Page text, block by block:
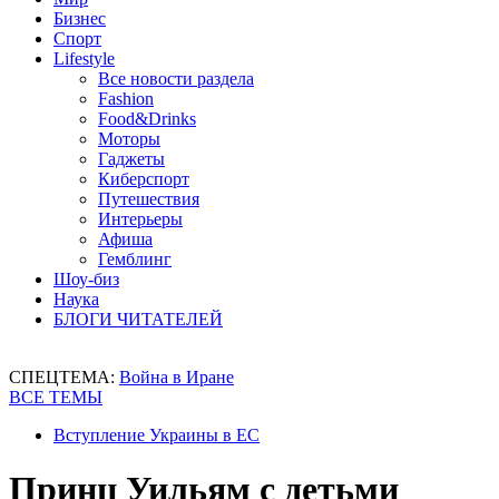
Бизнес
Спорт
Lifestyle
Все новости раздела
Fashion
Food&Drinks
Моторы
Гаджеты
Киберспорт
Путешествия
Интерьеры
Афиша
Гемблинг
Шоу-биз
Наука
БЛОГИ ЧИТАТЕЛЕЙ
СПЕЦТЕМА: Война в Иране
ВСЕ ТЕМЫ
Вступление Украины в ЕС
Принц Уильям с детьми